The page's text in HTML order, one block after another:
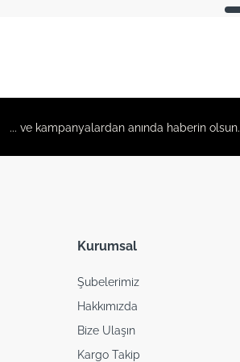
... ve kampanyalardan anında haberin olsun.
Kurumsal
Şubelerimiz
Hakkımızda
Bize Ulaşın
Kargo Takip